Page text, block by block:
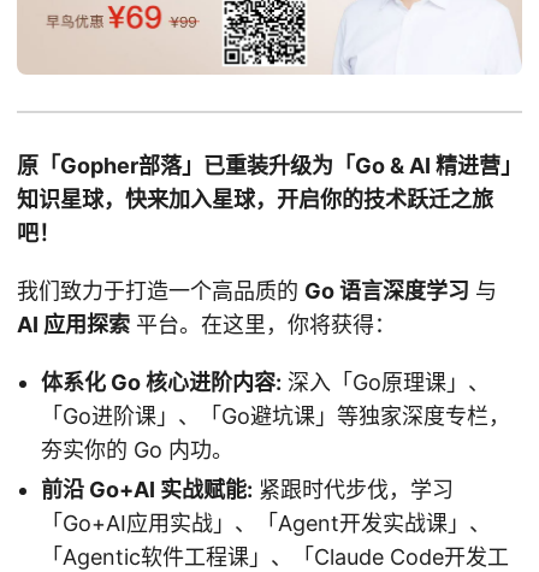
原「Gopher部落」已重装升级为「Go & AI 精进营」
知识星球，快来加入星球，开启你的技术跃迁之旅
吧！
我们致力于打造一个高品质的 Go 语言深度学习 与
AI 应用探索 平台。在这里，你将获得：
体系化 Go 核心进阶内容: 深入「Go原理课」、
「Go进阶课」、「Go避坑课」等独家深度专栏，
夯实你的 Go 内功。
前沿 Go+AI 实战赋能: 紧跟时代步伐，学习
「Go+AI应用实战」、「Agent开发实战课」、
「Agentic软件工程课」、「Claude Code开发工